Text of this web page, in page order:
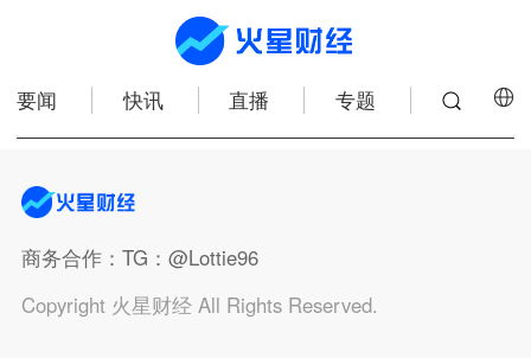
要闻 快讯 直播 专题
商务合作：TG：@Lottie96
Copyright 火星财经 All Rights Reserved.